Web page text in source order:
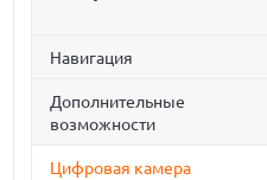
Навигация
Дополнительные
возможности
Цифровая камера